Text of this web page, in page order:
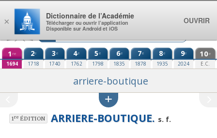
Aller au contenu
1 re
1694
2e
1718
3e
1740
4e
1762
5e
1798
6e
1835
7e
1878
8e
1935
9e
2024
10e
E.C.
arriere-boutique
1reÉDITION ARRIERE-BOUTIQUE. s. f.
×
Dictionnaire de l’Académie
Télécharger ou ouvrir l’application
Disponible sur Android et iOS
OUVRIR